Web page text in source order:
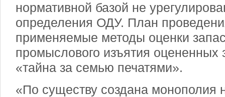
нормативной базой не
определения ОДУ. План
применяемые методы оценки
промыслового изъятия оцененных
«тайна за семью печатями».
«По существу создана монополия